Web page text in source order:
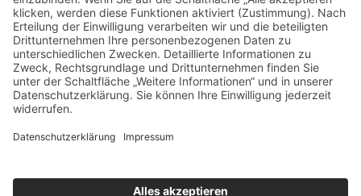
Facebook
Instagram
Umsetzung:DOUBLE-A-DESIGN
Kontakt
Impressum
Datenschutzerklärung
Mitgliederbereich
Facebook
Instagram